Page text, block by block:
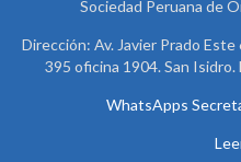
Sociedad Peruana de
Dirección: Av. Javier Prado
395 oficina 1904. San
WhatsApps